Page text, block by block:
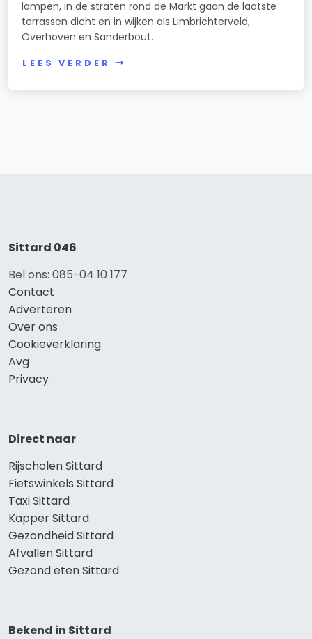
lampen, in de straten rond de Markt gaan de laatste
terrassen dicht en in wijken als Limbrichterveld,
Overhoven en Sanderbout.
LEES VERDER
Sittard 046
Bel ons: 085-04 10 177
Contact
Adverteren
Over ons
Cookieverklaring
Avg
Privacy
Direct naar
Rijscholen Sittard
Fietswinkels Sittard
Taxi Sittard
Kapper Sittard
Gezondheid Sittard
Afvallen Sittard
Gezond eten Sittard
Bekend in Sittard